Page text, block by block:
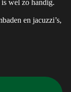
wel zo handig.
en jacuzzi’s,